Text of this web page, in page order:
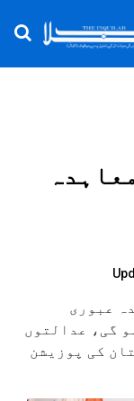
عبوری
گی، عدالتوں
کی پوزیشن